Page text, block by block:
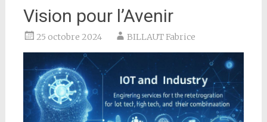
Vision pour l’Avenir
25 octobre 2024 BILLAUT Fabrice